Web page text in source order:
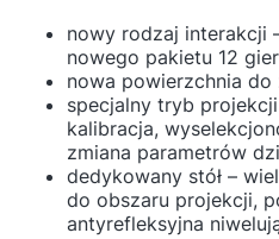
nowy rodzaj interakcji
nowego pakietu 12 gier
nowa powierzchnia do
specjalny tryb
kalibracja,
zmiana parametrów
dedykowany stół –
do obszaru projekcji,
antyrefleksyjna